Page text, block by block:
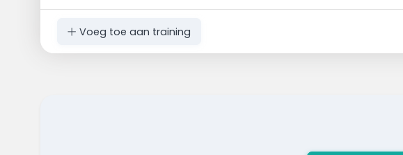
Voeg toe aan training